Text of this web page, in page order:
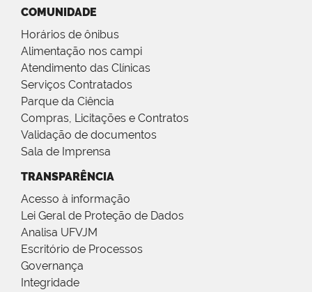
COMUNIDADE
Horários de ônibus
Alimentação nos campi
Atendimento das Clínicas
Serviços Contratados
Parque da Ciência
Compras, Licitações e Contratos
Validação de documentos
Sala de Imprensa
TRANSPARÊNCIA
Acesso à informação
Lei Geral de Proteção de Dados
Analisa UFVJM
Escritório de Processos
Governança
Integridade